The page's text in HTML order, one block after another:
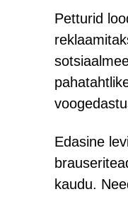
Petturid
Edasine
kaudu.